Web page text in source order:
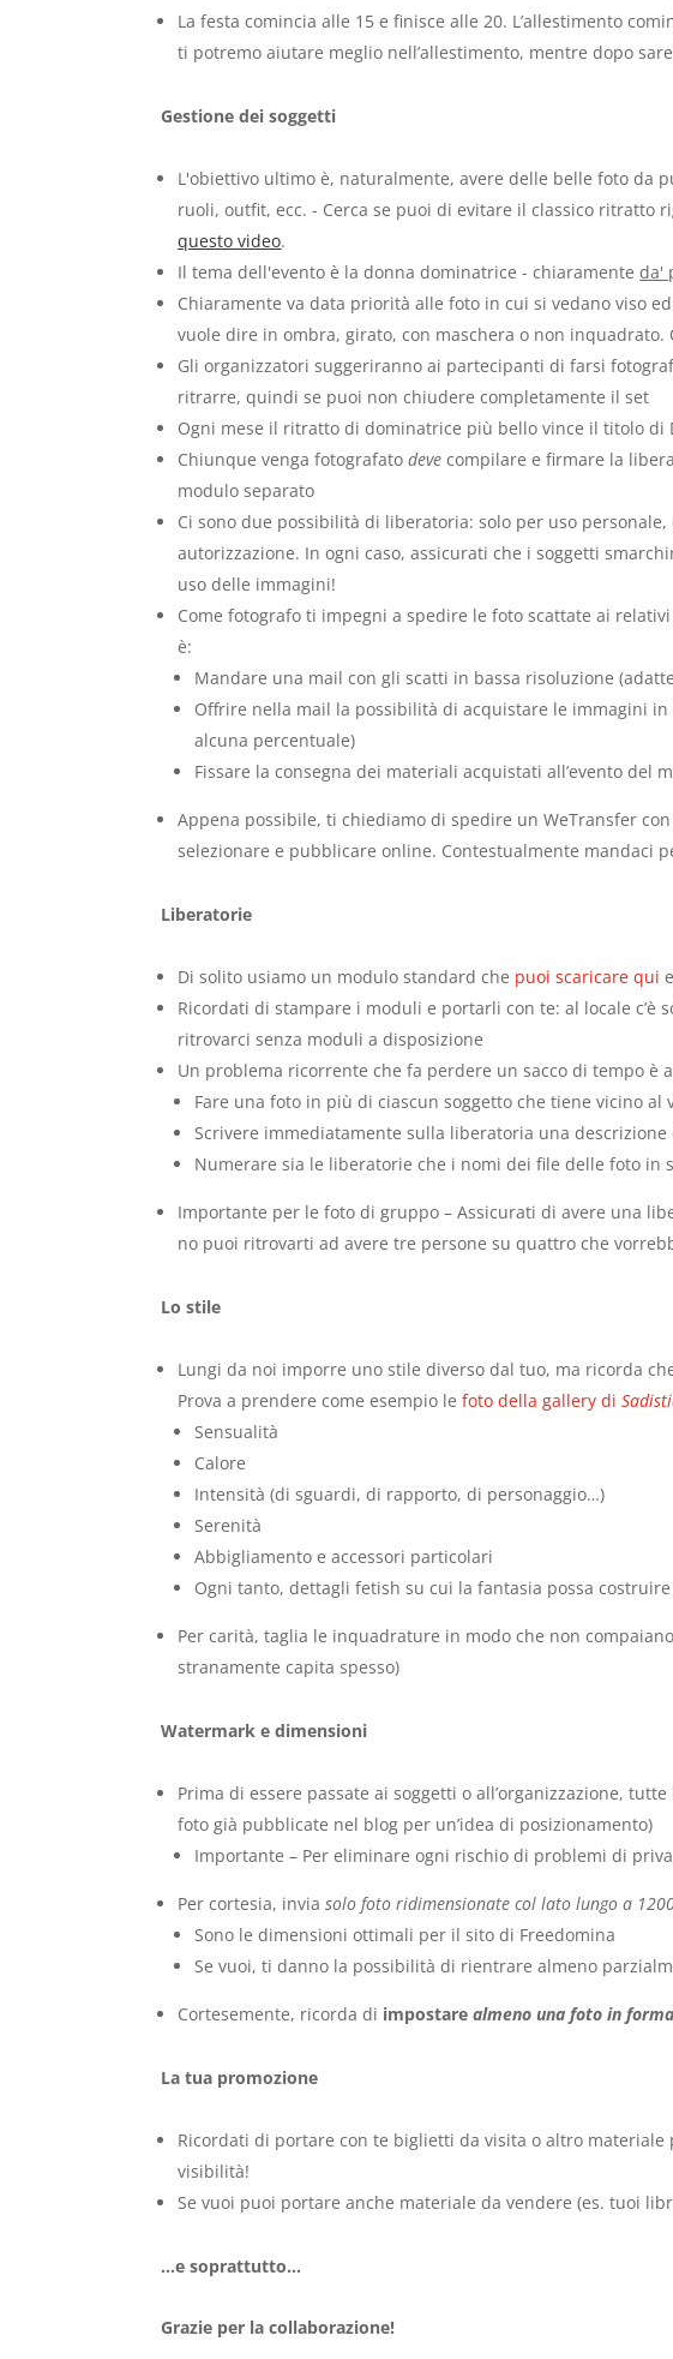
La festa comincia alle 15 e finisce alle 20. L’allestimento
ti potremo aiutare meglio nell’allestimento, mentre dopo
Gestione dei soggetti
L'obiettivo ultimo è, naturalmente, avere delle belle foto da
ruoli, outfit, ecc. - Cerca se puoi di evitare il classico ritratto
questo video.
Il tema dell'evento è la donna dominatrice - chiaramenteda'
Chiaramente va data priorità alle foto in cui si vedano viso
vuole dire in ombra, girato, con maschera o non
Gli organizzatori suggeriranno ai partecipanti di farsi
ritrarre, quindi se puoi non chiudere completamente il set
Ogni mese il ritratto di dominatrice più bello vince il titolo
Chiunque venga fotografatodevecompilare e firmare la
modulo separato
Ci sono due possibilità di liberatoria: solo per uso
autorizzazione. In ogni caso, assicurati che i soggetti
uso delle immagini!
Come fotografo ti impegni a spedire le foto scattate ai
è:
Mandare una mail con gli scatti in bassa risoluzione
Offrire nella mail la possibilità di acquistare le immagini
alcuna percentuale)
Fissare la consegna dei materiali acquistati all’evento del
Appena possibile, ti chiediamo di spedire un WeTransfer
selezionare e pubblicare online. Contestualmente mandaci
Liberatorie
Di solito usiamo un modulo standard che puoi scaricare qui
Ricordati di stampare i moduli e portarli con te: al locale
ritrovarci senza moduli a disposizione
Un problema ricorrente che fa perdere un sacco di tempo è
Fare una foto in più di ciascun soggetto che tiene vicino
Scrivere immediatamente sulla liberatoria una
Numerare sia le liberatorie che i nomi dei file delle foto
Importante per le foto di gruppo – Assicurati di avere una
no puoi ritrovarti ad avere tre persone su quattro che
Lo stile
Lungi da noi imporre uno stile diverso dal tuo, ma ricorda
Prova a prendere come esempio lefoto della gallery di
Sensualità
Calore
Intensità (di sguardi, di rapporto, di personaggio…)
Serenità
Abbigliamento e accessori particolari
Ogni tanto, dettagli fetish su cui la fantasia possa
Per carità, taglia le inquadrature in modo che non
stranamente capita spesso)
Watermark e dimensioni
Prima di essere passate ai soggetti o all’organizzazione,
foto già pubblicate nel blog per un’idea di posizionamento)
Importante – Per eliminare ogni rischio di problemi di
Per cortesia, inviasolo foto ridimensionate col lato lungo a
Sono le dimensioni ottimali per il sito di Freedomina
Se vuoi, ti danno la possibilità di rientrare almeno
Cortesemente, ricorda di impostarealmeno una foto in
La tua promozione
Ricordati di portare con te biglietti da visita o altro materiale
visibilità!
Se vuoi puoi portare anche materiale da vendere (es. tuoi
…e soprattutto…
Grazie per la collaborazione!